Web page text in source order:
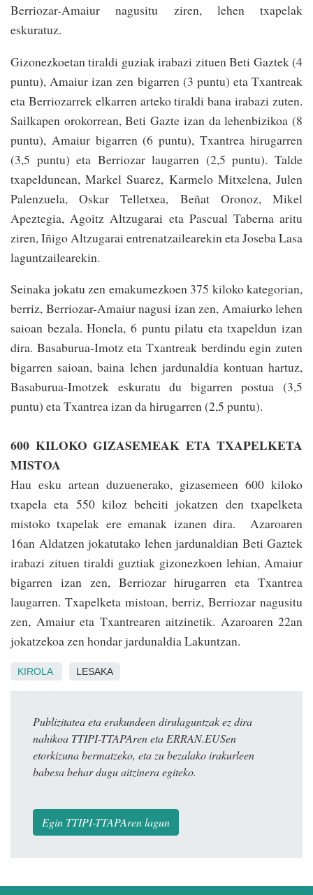
Berriozar-Amaiur nagusitu ziren, lehen txapelak
eskuratuz.
Gizonezkoetan tiraldi guziak irabazi zituen Beti Gaztek (4
puntu), Amaiur izan zen biga­rren (3 puntu) eta Txantreak
eta Berriozarrek elkarren arteko tiraldi bana irabazi zuten.
Sail­kapen orokorrean, Beti Gazte izan da lehenbizikoa (8
puntu), Amaiur bigarren (6 puntu), Txantrea hirugarren
(3,5 puntu) eta Berriozar laugarren (2,5 puntu). Talde
txapeldunean, Markel Suarez, Karmelo Mitxelena, Julen
Palenzuela, Oskar Telletxea, Beñat Oronoz, Mikel
Apeztegia, Agoitz Al­tzugarai eta Pascual Taberna aritu
ziren, Iñigo Altzugarai entrenatzailearekin eta Joseba Lasa
laguntzailearekin.
Seinaka jokatu zen emakumezkoen 375 kiloko kategorian,
berriz, Berriozar-Amaiur nagusi izan zen, Amaiurko lehen
saioan bezala. Honela, 6 puntu pilatu eta txapeldun izan
dira. Basaburua-Imotz eta Txantreak berdindu egin zuten
bigarren saioan, baina lehen jardunaldia kontuan hartuz,
Basaburua-Imotzek eskuratu du bigarren postua (3,5
puntu) eta Txantrea izan da hirugarren (2,5 puntu).
600 KILOKO GIZASEMEAK ETA TXAPELKETA
MISTOA
Hau esku artean duzuenerako, gizasemeen 600 kiloko
txapela eta 550 kiloz beheiti jokatzen den txapelketa
mistoko txapelak ere emanak izanen dira. Azaroaren
16an Alda­tzen jokatutako lehen jardunaldian Beti Gaztek
irabazi zituen tiraldi guz­tiak gizonezkoen lehian, Amaiur
bigarren izan zen, Berriozar hiruga­rren eta Txantrea
lauga­rren. Txapelketa mistoan, berriz, Berriozar nagusitu
zen, Amaiur eta Txantrearen aitzinetik. Azaroaren 22an
jokatze­koa zen hon­dar jardunaldia Lakuntzan.
KIROLA LESAKA
Publizitatea eta erakundeen dirulaguntzak ez dira
nahikoa TTIPI-TTAPAren eta ERRAN.EUSen
etorkizuna bermatzeko, eta zu bezalako irakurleen
babesa behar dugu aitzinera egiteko.
Egin TTIPI-TTAPAren lagun